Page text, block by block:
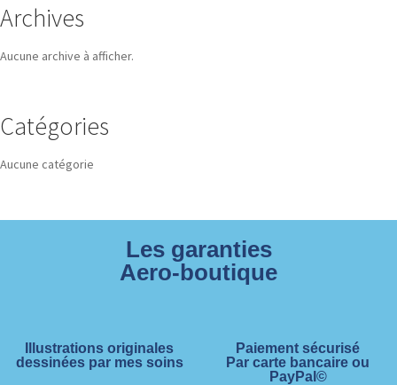
Archives
Aucune archive à afficher.
Catégories
Aucune catégorie
Les garanties
Aero-boutique
Illustrations originales
dessinées par mes soins
Paiement sécurisé
Par carte bancaire ou
PayPal©